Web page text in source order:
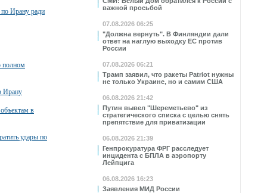
важной просьбой
07.08.2026 06:25
"Должна вернуть". В Финляндии дали
ответ на наглую выходку ЕС против
России
07.08.2026 06:21
Трамп заявил, что ракеты Patriot нужны
не только Украине, но и самим США
06.08.2026 21:42
Путин вывел "Шереметьево" из
стратегического списка с целью снять
препятствие для приватизации
06.08.2026 21:39
Генпрокуратура ФРГ расследует
инцидента с БПЛА в аэропорту
Лейпцига
06.08.2026 16:23
Заявления МИД России
по Ирану ради
полном
Ирану
в
удары по